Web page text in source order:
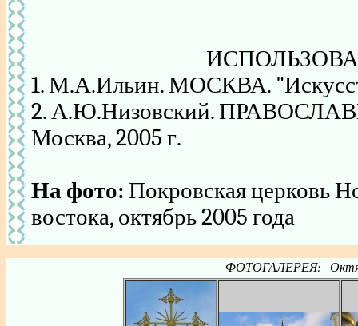
1. М.А.Ильин. МОСКВА.
2. А.Ю.Низовский.
Москва, 2005 г.
На фото: Покровская церковь
востока, октябрь 2005 года
ФОТОГАЛЕРЕЯ: